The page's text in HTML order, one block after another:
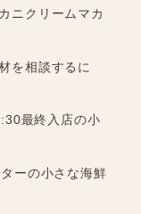
ニクリームマカ
を相談するに
最終入店の小
ーの小さな海鮮